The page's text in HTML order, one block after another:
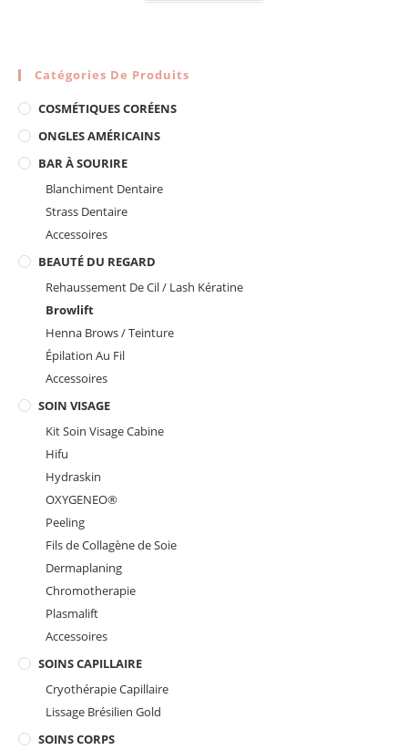
Catégories De Produits
COSMÉTIQUES CORÉENS
ONGLES AMÉRICAINS
BAR À SOURIRE
Blanchiment Dentaire
Strass Dentaire
Accessoires
BEAUTÉ DU REGARD
Rehaussement De Cil / Lash Kératine
Browlift
Henna Brows / Teinture
Épilation Au Fil
Accessoires
SOIN VISAGE
Kit Soin Visage Cabine
Hifu
Hydraskin
OXYGENEO®️
Peeling
Fils de Collagène de Soie
Dermaplaning
Chromotherapie
Plasmalift
Accessoires
SOINS CAPILLAIRE
Cryothérapie Capillaire
Lissage Brésilien Gold
SOINS CORPS